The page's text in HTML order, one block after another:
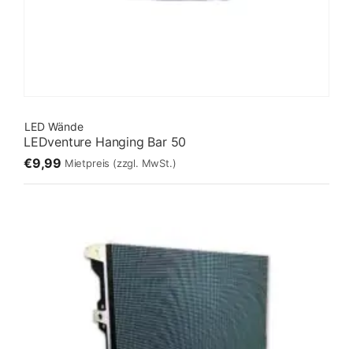
LED Wände
LEDventure Hanging Bar 50
€9,99 Mietpreis (zzgl. MwSt.)